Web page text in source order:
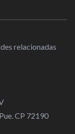
relacionadas
CP 72190